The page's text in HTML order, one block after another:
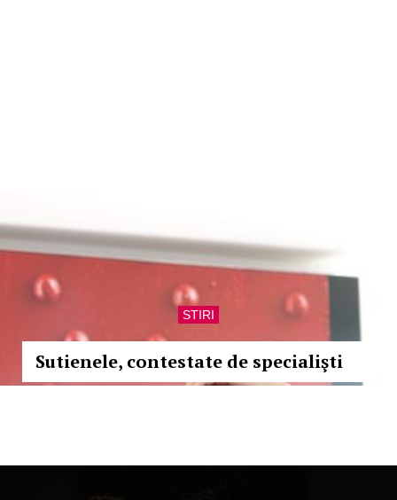
STIRI
Sutienele, contestate de specialişti